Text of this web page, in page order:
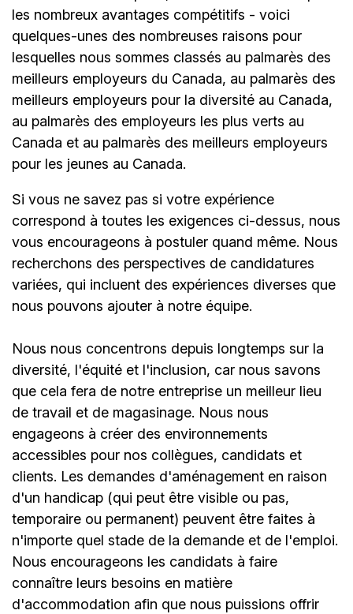
les nombreux avantages compétitifs - voici
quelques-unes des nombreuses raisons pour
lesquelles nous sommes classés au palmarès des
meilleurs employeurs du Canada, au palmarès des
meilleurs employeurs pour la diversité au Canada,
au palmarès des employeurs les plus verts au
Canada et au palmarès des meilleurs employeurs
pour les jeunes au Canada.
Si vous ne savez pas si votre expérience
correspond à toutes les exigences ci-dessus, nous
vous encourageons à postuler quand même. Nous
recherchons des perspectives de candidatures
variées, qui incluent des expériences diverses que
nous pouvons ajouter à notre équipe.
Nous nous concentrons depuis longtemps sur la
diversité, l'équité et l'inclusion, car nous savons
que cela fera de notre entreprise un meilleur lieu
de travail et de magasinage. Nous nous
engageons à créer des environnements
accessibles pour nos collègues, candidats et
clients. Les demandes d'aménagement en raison
d'un handicap (qui peut être visible ou pas,
temporaire ou permanent) peuvent être faites à
n'importe quel stade de la demande et de l'emploi.
Nous encourageons les candidats à faire
connaître leurs besoins en matière
d'accommodation afin que nous puissions offrir